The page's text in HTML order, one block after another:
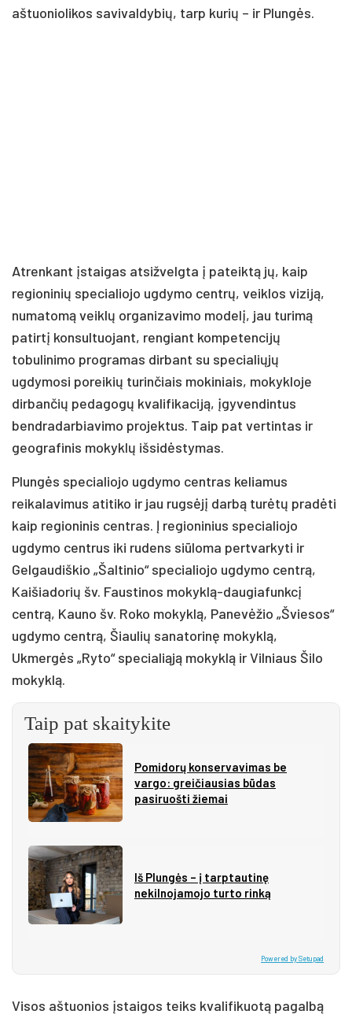
aštuoniolikos savivaldybių, tarp kurių – ir Plungės.
Atrenkant įstaigas atsižvelgta į pateiktą jų, kaip
regioninių specialiojo ugdymo centrų, veiklos viziją,
numatomą veiklų organizavimo modelį, jau turimą
patirtį konsultuojant, rengiant kompetencijų
tobulinimo programas dirbant su specialiųjų
ugdymosi poreikių turinčiais mokiniais, mokykloje
dirbančių pedagogų kvalifikaciją, įgyvendintus
bendradarbiavimo projektus. Taip pat vertintas ir
geografinis mokyklų išsidėstymas.
Plungės specialiojo ugdymo centras keliamus
reikalavimus atitiko ir jau rugsėjį darbą turėtų pradėti
kaip regioninis centras. Į regioninius specialiojo
ugdymo centrus iki rudens siūloma pertvarkyti ir
Gelgaudiškio „Šaltinio“ specialiojo ugdymo centrą,
Kaišiadorių šv. Faustinos mokyklą-daugiafunkcį
centrą, Kauno šv. Roko mokyklą, Panevėžio „Šviesos“
ugdymo centrą, Šiaulių sanatorinę mokyklą,
Ukmergės „Ryto“ specialiąją mokyklą ir Vilniaus Šilo
mokyklą.
Taip pat skaitykite
Pomidorų konservavimas be
vargo: greičiausias būdas
pasiruošti žiemai
Iš Plungės – į tarptautinę
nekilnojamojo turto rinką
Powered by Setupad
Visos aštuonios įstaigos teiks kvalifikuotą pagalbą